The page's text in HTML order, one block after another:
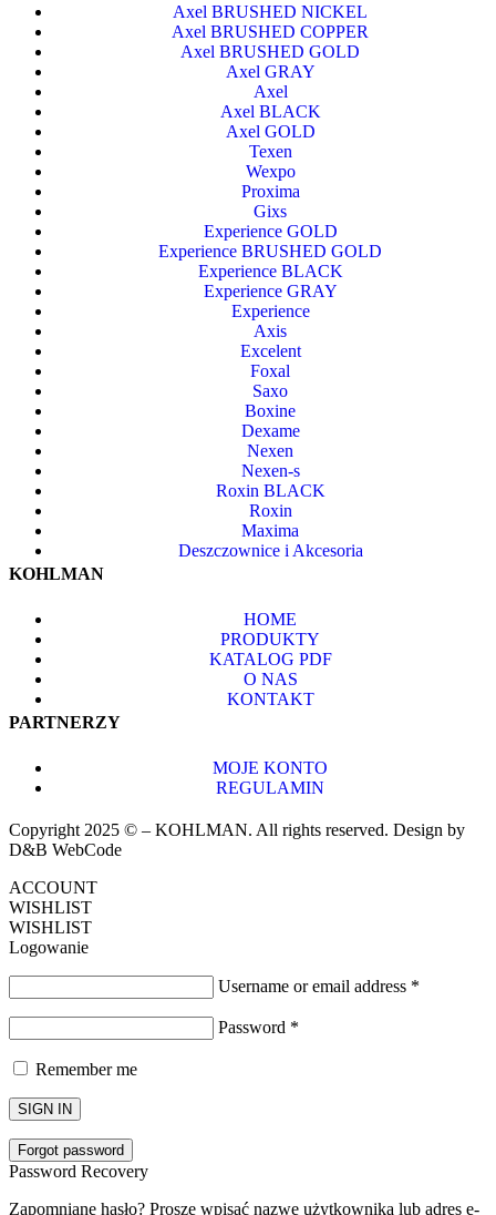
Axel BRUSHED NICKEL
Axel BRUSHED COPPER
Axel BRUSHED GOLD
Axel GRAY
Axel
Axel BLACK
Axel GOLD
Texen
Wexpo
Proxima
Gixs
Experience GOLD
Experience BRUSHED GOLD
Experience BLACK
Experience GRAY
Experience
Axis
Excelent
Foxal
Saxo
Boxine
Dexame
Nexen
Nexen-s
Roxin BLACK
Roxin
Maxima
Deszczownice i Akcesoria
KOHLMAN
HOME
PRODUKTY
KATALOG PDF
O NAS
KONTAKT
PARTNERZY
MOJE KONTO
REGULAMIN
Copyright 2025 © – KOHLMAN. All rights reserved. Design by
D&B WebCode
ACCOUNT
WISHLIST
WISHLIST
Logowanie
Username or email address *
Password *
Remember me
SIGN IN
Forgot password
Password Recovery
Zapomniane hasło? Proszę wpisać nazwę użytkownika lub adres e-